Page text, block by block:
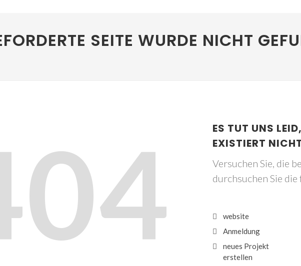
SEITE WURDE NICHT
ES TUT UNS
EXISTIERT
Versuchen Sie, die
durchsuchen Sie
website
Anmeldung
neues Projekt
erstellen